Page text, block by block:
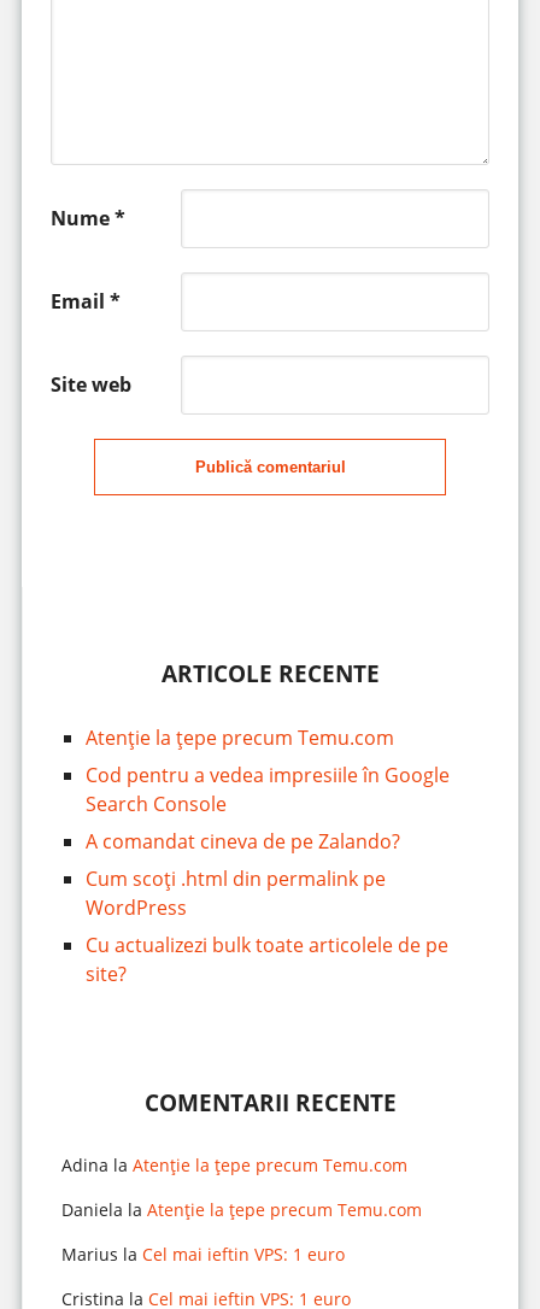
Nume*
Email *
Site web
Publică comentariul
ARTICOLE RECENTE
Atenție la țepe precum Temu.com
Cod pentru a vedea impresiile în Google
Search Console
A comandat cineva de pe Zalando?
Cum scoți .html din permalink pe
WordPress
Cu actualizezi bulk toate articolele de pe
site?
COMENTARII RECENTE
Adina la Atenție la țepe precum Temu.com
Daniela la Atenție la țepe precum Temu.com
Marius la Cel mai ieftin VPS: 1 euro
Cristina la Cel mai ieftin VPS: 1 euro